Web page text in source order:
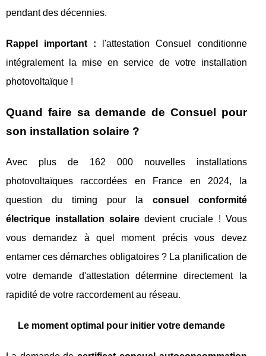
pendant des décennies.
Rappel important : l'attestation Consuel conditionne
intégralement la mise en service de votre installation
photovoltaïque !
Quand faire sa demande de Consuel pour
son installation solaire ?
Avec plus de 162 000 nouvelles installations
photovoltaïques raccordées en France en 2024, la
question du timing pour la consuel conformité
électrique installation solaire devient cruciale ! Vous
vous demandez à quel moment précis vous devez
entamer ces démarches obligatoires ? La planification de
votre demande d'attestation détermine directement la
rapidité de votre raccordement au réseau.
Le moment optimal pour initier votre demande